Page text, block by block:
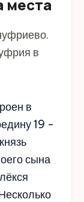
места
в
в
19 -
сына